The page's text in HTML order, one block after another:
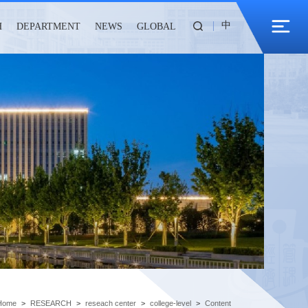
DEPARTMENT NEWS GLOBAL 中
> RESEARCH > reseach center > college-level > Content